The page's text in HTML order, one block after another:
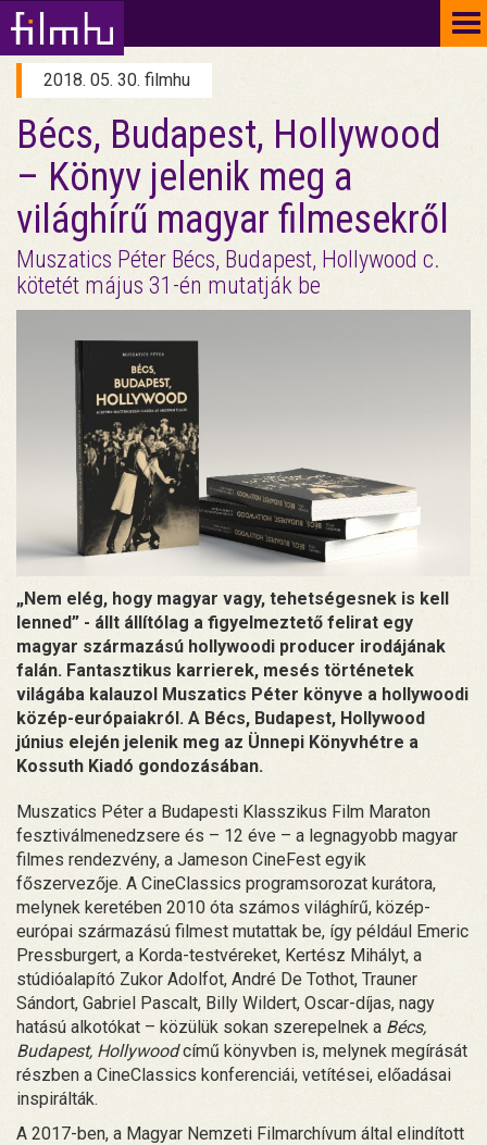
2018. 05. 30. filmhu
Bécs, Budapest, Hollywood
– Könyv jelenik meg a
világhírű magyar filmesekről
Muszatics Péter Bécs, Budapest, Hollywood c.
kötetét május 31-én mutatják be
„Nem elég, hogy magyar vagy, tehetségesnek is kell
lenned” - állt állítólag a figyelmeztető felirat egy
magyar származású hollywoodi producer irodájának
falán. Fantasztikus karrierek, mesés történetek
világába kalauzol Muszatics Péter könyve a hollywoodi
közép-európaiakról. A Bécs, Budapest, Hollywood
június elején jelenik meg az Ünnepi Könyvhétre a
Kossuth Kiadó gondozásában.
Muszatics Péter a Budapesti Klasszikus Film Maraton
fesztiválmenedzsere és – 12 éve – a legnagyobb magyar
filmes rendezvény, a Jameson CineFest egyik
főszervezője. A CineClassics programsorozat kurátora,
melynek keretében 2010 óta számos világhírű, közép-
európai származású filmest mutattak be, így például Emeric
Pressburgert, a Korda-testvéreket, Kertész Mihályt, a
stúdióalapító Zukor Adolfot, André De Tothot, Trauner
Sándort, Gabriel Pascalt, Billy Wildert, Oscar-díjas, nagy
hatású alkotókat – közülük sokan szerepelnek a Bécs,
Budapest, Hollywoodcímű könyvben is, melynek megírását
részben a CineClassics konferenciái, vetítései, előadásai
inspirálták.
A 2017-ben, a Magyar Nemzeti Filmarchívum által elindított